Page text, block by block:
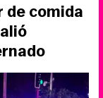
de comida